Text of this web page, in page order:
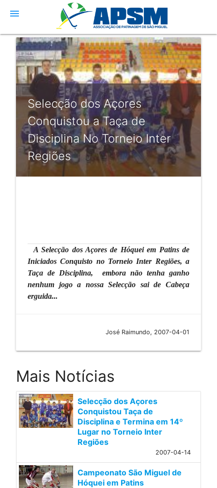
menu
Selecção dos Açores
Conquistou a Taça de
Disciplina No Torneio Inter
Regiões
A Selecção dos Açores de Hóquei em Patins de
Iniciados Conquisto no Torneio Inter Regiões, a
Taça de Disciplina, embora não tenha ganho
nenhum jogo a nossa Selecção sai de Cabeça
erguida...
José Raimundo, 2007-04-01
Mais Notícias
Selecção dos Açores
Conquistou Taça de
Disciplina e Termina em 14º
Lugar no Torneio Inter
Regiões
2007-04-14
Campeonato São Miguel de
Hóquei em Patins